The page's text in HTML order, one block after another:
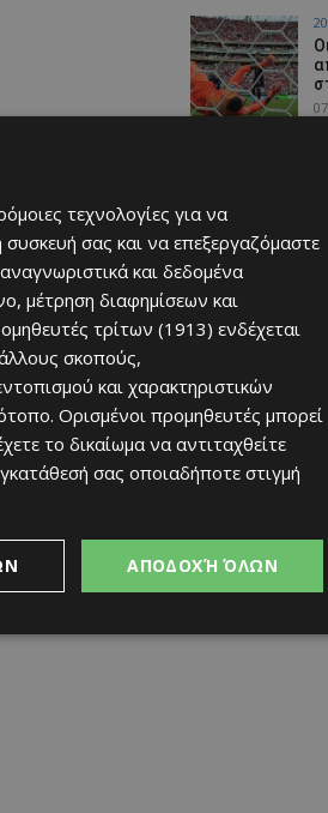
δεν είναι
τεχνολογίες για να
σας και να επεξεργαζόμαστε
και δεδομένα
μέτρηση διαφημίσεων και
τρίτων (1913) ενδέχεται
σκοπούς,
και χαρακτηριστικών
Ορισμένοι προμηθευτές μπορεί
το δικαίωμα να αντιταχθείτε
σας οποιαδήποτε στιγμή
ΑΠΟΔΟΧΉ ΌΛΩΝ